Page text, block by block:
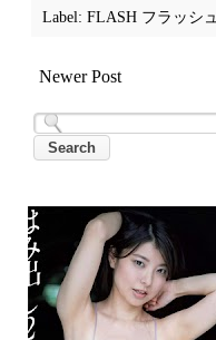
Label: FLASH フラッシュ
Newer Post